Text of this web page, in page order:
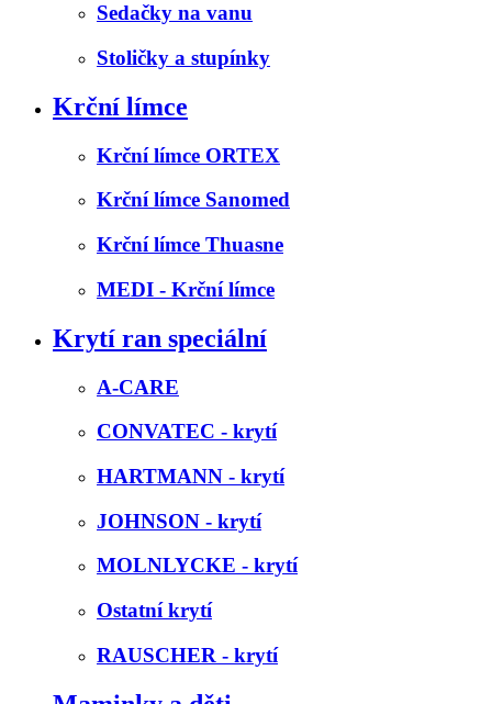
Sedačky na vanu
Stoličky a stupínky
Krční límce
Krční límce ORTEX
Krční límce Sanomed
Krční límce Thuasne
MEDI - Krční límce
Krytí ran speciální
A-CARE
CONVATEC - krytí
HARTMANN - krytí
JOHNSON - krytí
MOLNLYCKE - krytí
Ostatní krytí
RAUSCHER - krytí